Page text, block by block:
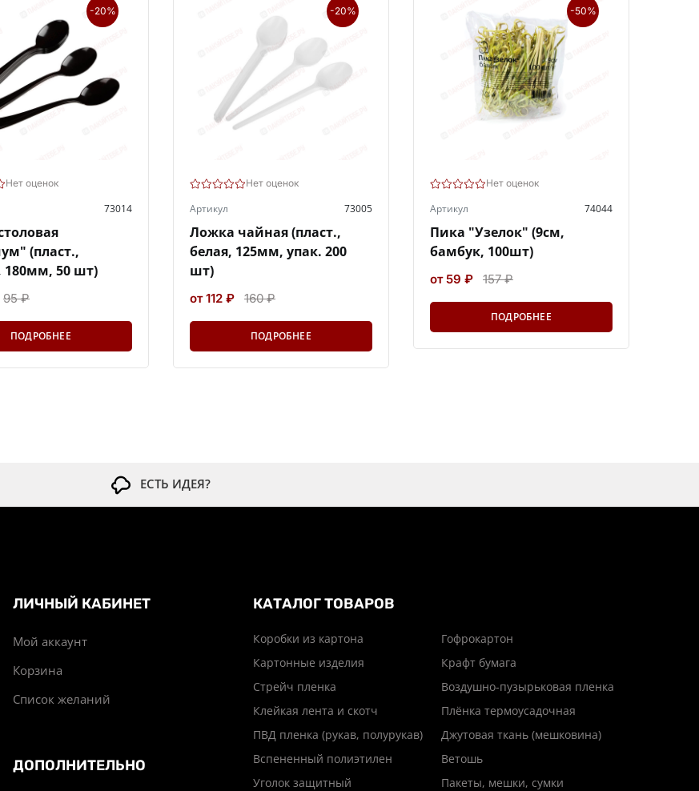
-20%
Нет оценок
73014
(пласт.,
180мм, 50 шт)
95 ₽
ПОДРОБНЕЕ
-20%
Нет оценок
Артикул 73005
Ложка чайная (пласт.,
белая, 125мм, упак. 200
шт)
от 112 ₽ 160 ₽
ПОДРОБНЕЕ
-50%
Нет оценок
Артикул 74044
Пика "Узелок" (9см,
бамбук, 100шт)
от 59 ₽ 157 ₽
ПОДРОБНЕЕ
ЕСТЬ ИДЕЯ?
ЛИЧНЫЙ КАБИНЕТ
Мой аккаунт
Корзина
Список желаний
ДОПОЛНИТЕЛЬНО
КАТАЛОГ ТОВАРОВ
Коробки из картона
Гофрокартон
Картонные изделия
Крафт бумага
Стрейч пленка
Воздушно-пузырьковая пленка
Клейкая лента и скотч
Плёнка термоусадочная
ПВД пленка (рукав, полурукав)
Джутовая ткань (мешковина)
Вспененный полиэтилен
Ветошь
Уголок защитный
Пакеты, мешки, сумки